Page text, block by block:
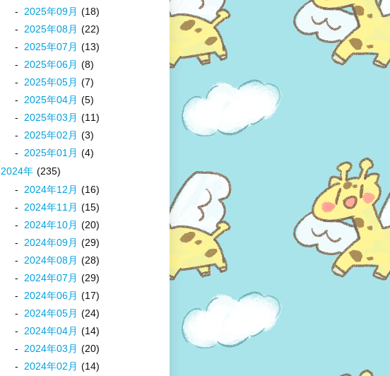
2025年09月 (18)
2025年08月 (22)
2025年07 月 (13)
2025年06月 (8)
2025年05月 (7)
2025年04月 (5)
2025年03 月 (11)
2025年02 月 (3)
2025年01 月 (4)
2024年 (235)
2024年12 月 (16)
2024年11 月 (15)
2024年10月 (20)
2024年09月 (29)
2024年08月 (28)
2024年07 月 (29)
2024年06月 (17)
2024年05月 (24)
2024年04月 (14)
2024年03 月 (20)
2024年02 月 (14)